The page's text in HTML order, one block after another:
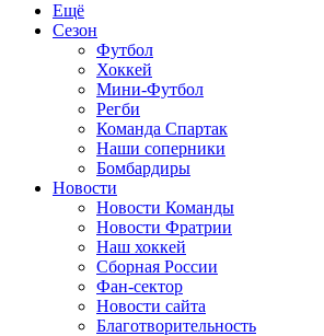
Ещё
Сезон
Футбол
Хоккей
Мини-Футбол
Регби
Команда Спартак
Наши соперники
Бомбардиры
Новости
Новости Команды
Новости Фратрии
Наш хоккей
Сборная России
Фан-cектор
Новости сайта
Благотворительность